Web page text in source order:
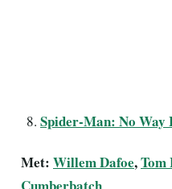
Spider-Man: No Way
Met: Willem Dafoe,Tom